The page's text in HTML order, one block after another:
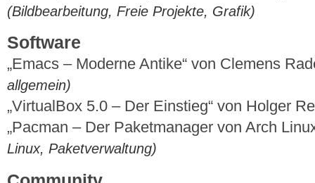
(Bildbearbeitung, Freie Projekte, Grafik)
Software
„Emacs – Moderne Antike“ von Clemens
allgemein)
„VirtualBox 5.0 – Der Einstieg“ von Holger
„Pacman – Der Paketmanager von Arch
Linux, Paketverwaltung)